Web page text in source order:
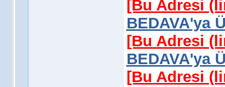
[Bu Adresi
BEDAVA'ya
[Bu Adresi
BEDAVA'ya
[Bu Adresi